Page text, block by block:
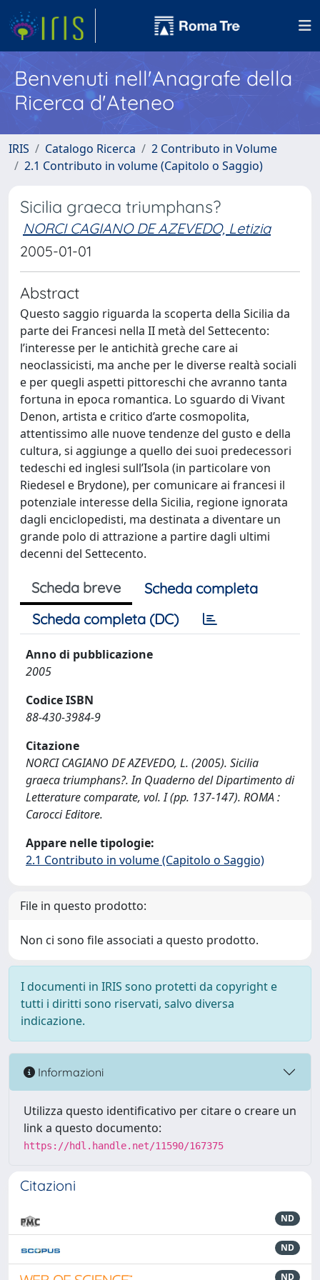
Benvenuti nell'Anagrafe della
Ricerca d'Ateneo
IRIS Catalogo Ricerca
2 Contributo in Volume
2.1 Contributo in volume (Capitolo o Saggio)
Sicilia graeca triumphans?
NORCI CAGIANO DE AZEVEDO, Letizia
2005-01-01
Abstract
Questo saggio riguarda la scoperta della Sicilia da
parte dei Francesi nella II metà del Settecento:
l’interesse per le antichità greche care ai
neoclassicisti, ma anche per le diverse realtà sociali
e per quegli aspetti pittoreschi che avranno tanta
fortuna in epoca romantica. Lo sguardo di Vivant
Denon, artista e critico d’arte cosmopolita,
attentissimo alle nuove tendenze del gusto e della
cultura, si aggiunge a quello dei suoi predecessori
tedeschi ed inglesi sull’Isola (in particolare von
Riedesel e Brydone), per comunicare ai francesi il
potenziale interesse della Sicilia, regione ignorata
dagli enciclopedisti, ma destinata a diventare un
grande polo di attrazione a partire dagli ultimi
decenni del Settecento.
Scheda breve
Scheda completa
Scheda completa (DC)
Anno di pubblicazione
2005
Codice ISBN
88-430-3984-9
Citazione
NORCI CAGIANO DE AZEVEDO, L. (2005). Sicilia
graeca triumphans?. In Quaderno del Dipartimento di
Letterature comparate, vol. I (pp. 137-147). ROMA :
Carocci Editore.
Appare nelle tipologie:
2.1 Contributo in volume (Capitolo o Saggio)
File in questo prodotto:
Non ci sono file associati a questo prodotto.
I documenti in IRIS sono protetti da copyright e
tutti i diritti sono riservati, salvo diversa
indicazione.
Informazioni
Utilizza questo identificativo per citare o creare un
link a questo documento:
https://hdl.handle.net/11590/167375
Citazioni
ND
ND
ND